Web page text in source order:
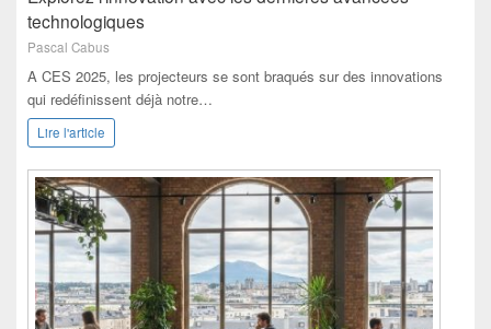
technologiques
Pascal Cabus
A CES 2025, les projecteurs se sont braqués sur des innovations
qui redéfinissent déjà notre…
Lire l'article